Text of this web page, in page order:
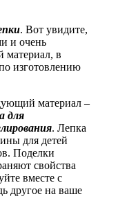
. Вот увидите,
и очень
материал, в
изготовлению
материал –
для
. Лепка
для детей
Поделки
свойства
вместе с
другое на ваше